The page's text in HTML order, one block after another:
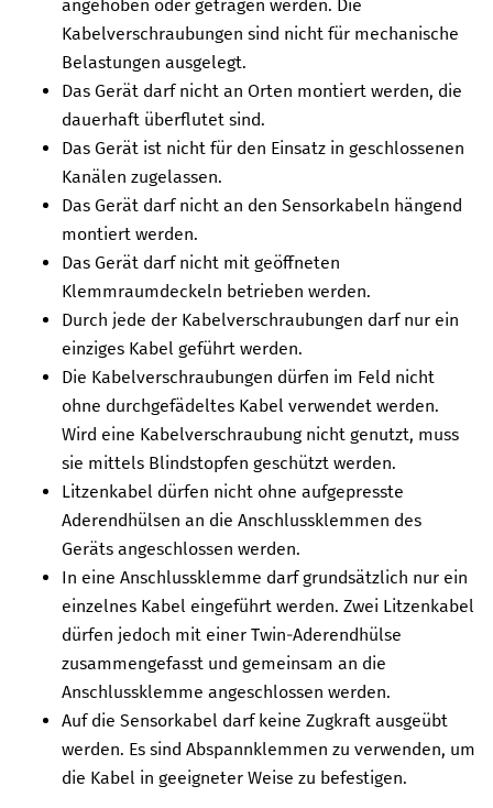
angehoben oder getragen werden. Die
Kabelverschraubungen sind nicht für mechanische
Belastungen ausgelegt.
Das Gerät darf nicht an Orten montiert werden, die
dauerhaft überflutet sind.
Das Gerät ist nicht für den Einsatz in geschlossenen
Kanälen zugelassen.
Das Gerät darf nicht an den Sensorkabeln hängend
montiert werden.
Das Gerät darf nicht mit geöffneten
Klemmraumdeckeln betrieben werden.
Durch jede der Kabelverschraubungen darf nur ein
einziges Kabel geführt werden.
Die Kabelverschraubungen dürfen im Feld nicht
ohne durchgefädeltes Kabel verwendet werden.
Wird eine Kabelverschraubung nicht genutzt, muss
sie mittels Blindstopfen geschützt werden.
Litzenkabel dürfen nicht ohne aufgepresste
Aderendhülsen an die Anschlussklemmen des
Geräts angeschlossen werden.
In eine Anschlussklemme darf grundsätzlich nur ein
einzelnes Kabel eingeführt werden. Zwei Litzenkabel
dürfen jedoch mit einer Twin-Aderendhülse
zusammengefasst und gemeinsam an die
Anschlussklemme angeschlossen werden.
Auf die Sensorkabel darf keine Zugkraft ausgeübt
werden. Es sind Abspannklemmen zu verwenden, um
die Kabel in geeigneter Weise zu befestigen.